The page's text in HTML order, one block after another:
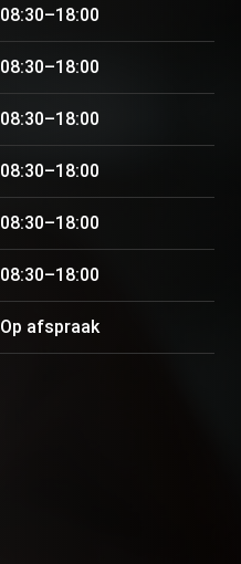
08:30–18:00
08:30–18:00
08:30–18:00
08:30–18:00
08:30–18:00
08:30–18:00
Op afspraak